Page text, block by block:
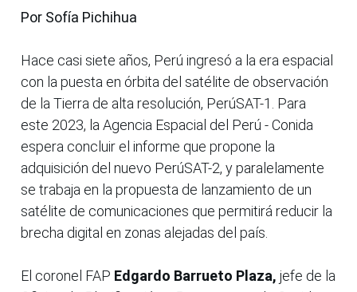
Por Sofía Pichihua
Hace casi siete años, Perú ingresó a la era espacial
con la puesta en órbita del satélite de observación
de la Tierra de alta resolución, PerúSAT-1. Para
este 2023, la Agencia Espacial del Perú - Conida
espera concluir el informe que propone la
adquisición del nuevo PerúSAT-2, y paralelamente
se trabaja en la propuesta de lanzamiento de un
satélite de comunicaciones que permitirá reducir la
brecha digital en zonas alejadas del país.
El coronel FAP Edgardo Barrueto Plaza, jefe de la